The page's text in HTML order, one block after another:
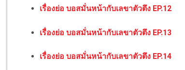
เรื่องย่อ บอสมั่นหน้ากับเลขาตัวตึง EP.12
เรื่องย่อ บอสมั่นหน้ากับเลขาตัวตึง EP.13
เรื่องย่อ บอสมั่นหน้ากับเลขาตัวตึง EP.14